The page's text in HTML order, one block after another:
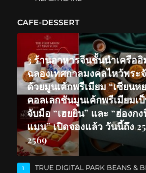
CAFE-DESSERT
3 ร้านอาหารจีนชั้นนำเครือ
ฉลองเทศกาลมงคลไหว้พระ
ด้วยมูนเค้กพรีเมียม “เซียนห
คอลเลกชันมูนเค้กพรีเมียมเ
จับมือ “เฮยยิน” และ “ฮ่องก
แมน” เปิดจองแล้ว วันนี้ถึง
2569
1
TRUE DIGITAL PARK BEANS &